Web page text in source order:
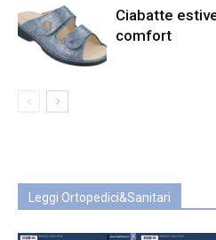
Ciabatte
comfort
Leggi Ortopedici&Sanitari